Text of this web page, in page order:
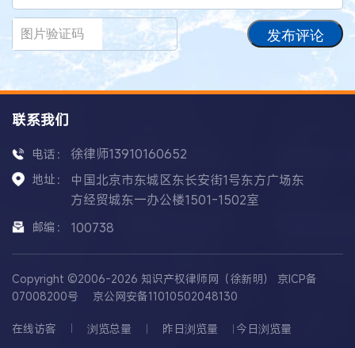
发布评论
联系我们
电话： 徐律师13910160652
地址：
中国北京市东城区东长安街1号东方广场东
方经贸城东一办公楼1501-1502室
邮编： 100738
Copyright ©2006-2026 知识产权律师网（徐新明） 京ICP备
07008200号
京公网安备11010502048130
在线访客 浏览总量 昨日浏览量 今日浏览量